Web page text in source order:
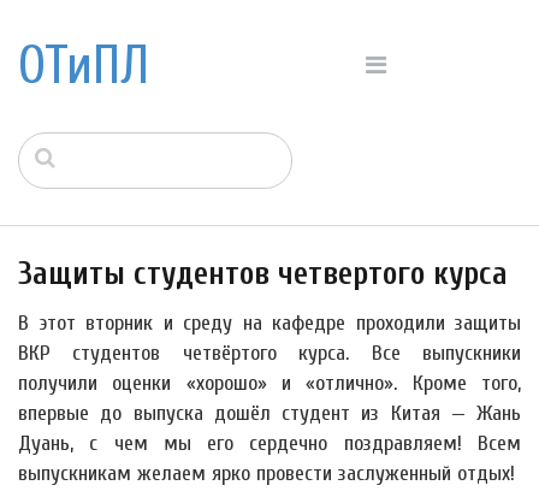
ОТиПЛ
Защиты студентов четвертого курса
В этот вторник и среду на кафедре проходили защиты
ВКР студентов четвёртого курса. Все выпускники
получили оценки «хорошо» и «отлично». Кроме того,
впервые до выпуска дошёл студент из Китая — Жань
Дуань, с чем мы его сердечно поздравляем! Всем
выпускникам желаем ярко провести заслуженный отдых!